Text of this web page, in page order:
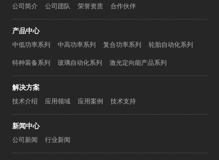
公司简介 公司团队 荣誉资质 合作伙伴
产品中心
中低功率系列 中高功率系列 复合功率系列 轮胎自动化系列
特种装备系列 玻璃自动化系列 激光定向能产品系列
解决方案
技术介绍 应用领域 应用案例 技术支持
新闻中心
公司新闻 行业新闻